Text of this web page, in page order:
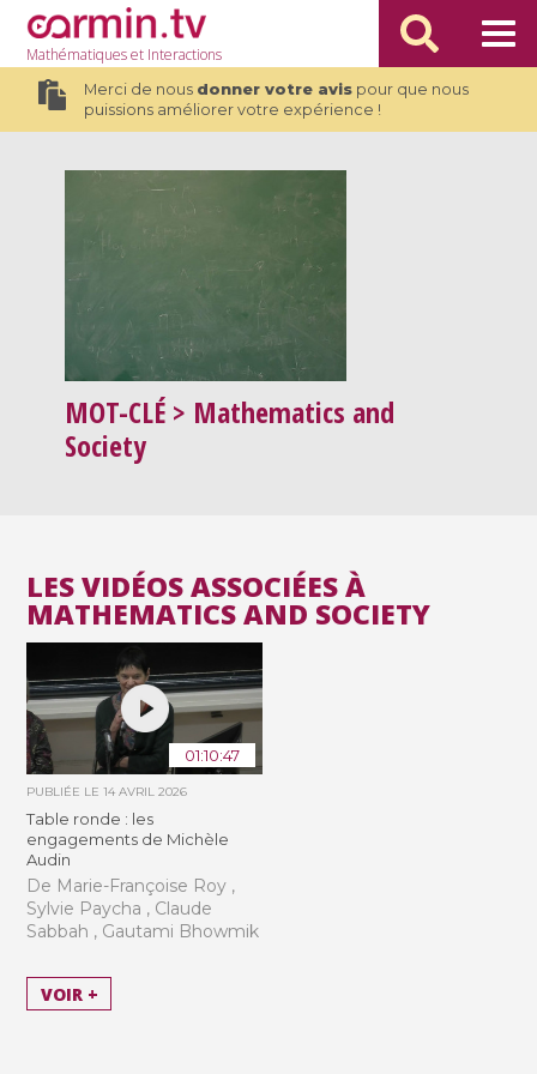
Mathématiqueset Interactions
Merci de nous donner votre avispour que nous
puissions améliorer votre expérience !
MOT-CLÉ > Mathematics and
Society
LES VIDÉOS ASSOCIÉES À
MATHEMATICS AND SOCIETY
01:10:47
PUBLIÉE LE14 AVRIL 2026
Table ronde : les
engagements de Michèle
Audin
De Marie-Françoise Roy ,
Sylvie Paycha , Claude
Sabbah , Gautami Bhowmik
VOIR +